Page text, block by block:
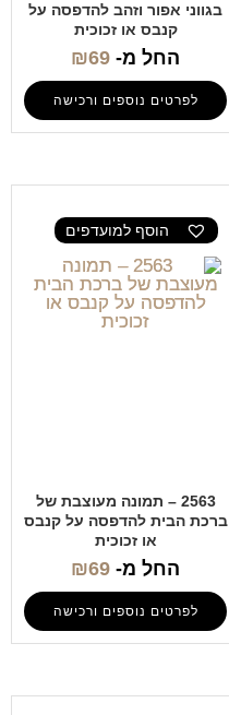
בגווני אפור וזהב להדפסה על
קנבס או זכוכית
החל מ- ₪69
לפרטים נוספים ורכישה
הוסף למועדפים
2563 – תמונה מעוצבת של
ברכת הבית להדפסה על קנבס
או זכוכית
החל מ- ₪69
לפרטים נוספים ורכישה